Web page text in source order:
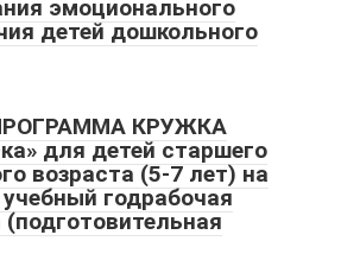
эмоционального
детей дошкольного
КРУЖКА
для детей старшего
возраста (5-7 лет) на
годрабочая